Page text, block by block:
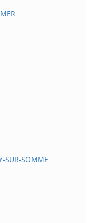
SUR-SOMME